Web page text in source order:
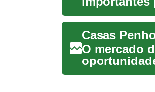
imobiliários.
O mercado
buscam